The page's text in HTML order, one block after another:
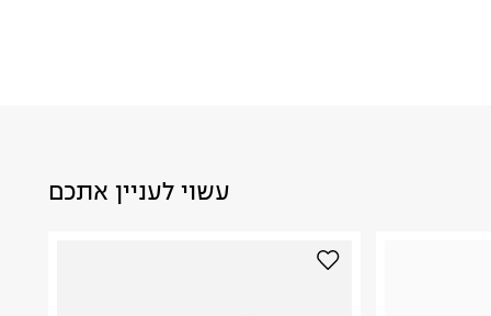
עשוי לעניין אתכם